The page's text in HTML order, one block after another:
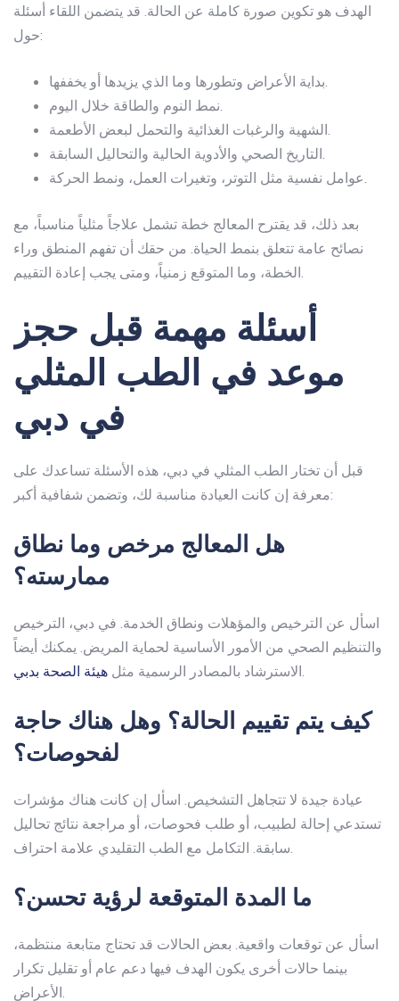
الهدف هو تكوين صورة كاملة عن الحالة. قد يتضمن اللقاء أسئلة
حول:
بعد ذلك، قد يقترح المعالج خطة تشمل علاجاً مثلياً مناسباً، مع
نصائح عامة تتعلق بنمط الحياة. من حقك أن تفهم المنطق وراء
أسئلة مهمة قبل حجز
موعد في الطب المثلي
في دبي
قبل أن تختار الطب المثلي في دبي، هذه الأسئلة تساعدك على
معرفة إن كانت العيادة مناسبة لك، وتضمن شفافية أكبر:
هل المعالج مرخص وما نطاق
ممارسته؟
اسأل عن الترخيص والمؤهلات ونطاق الخدمة. في دبي، الترخيص
والتنظيم الصحي من الأمور الأساسية لحماية المريض. يمكنك أيضاً
الاسترشاد بالمصادر الرسمية مثل هيئة الصحة بدبي
كيف يتم تقييم الحالة؟ وهل هناك حاجة
لفحوصات؟
عيادة جيدة لا تتجاهل التشخيص. اسأل إن كانت هناك مؤشرات
تستدعي إحالة لطبيب، أو طلب فحوصات، أو مراجعة نتائج تحاليل
ما المدة المتوقعة لرؤية تحسن؟
اسأل عن توقعات واقعية. بعض الحالات قد تحتاج متابعة منتظمة،
بينما حالات أخرى يكون الهدف فيها دعم عام أو تقليل تكرار